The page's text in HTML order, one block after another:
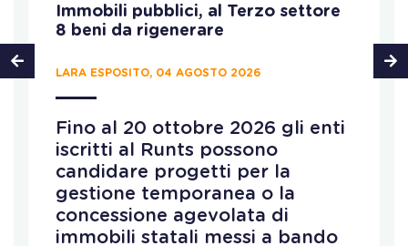
Immobili pubblici, al Terzo settore
8 beni da rigenerare
LARA ESPOSITO, 04 AGOSTO 2026
Fino al 20 ottobre 2026 gli enti
iscritti al Runts possono
candidare progetti per la
gestione temporanea o la
concessione agevolata di
immobili statali messi a bando